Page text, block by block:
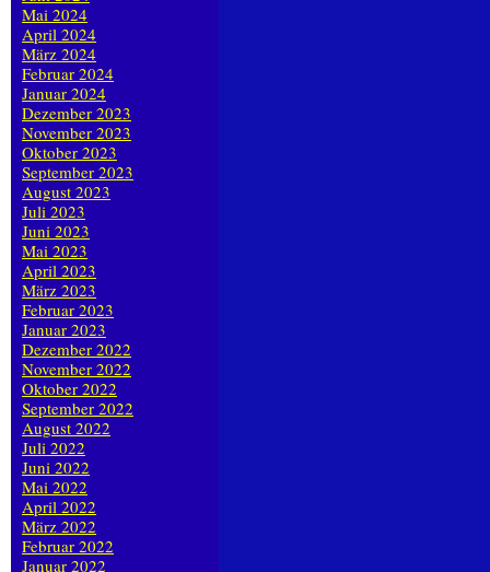
Mai 2024
April 2024
März 2024
Februar 2024
Januar 2024
Dezember 2023
November 2023
Oktober 2023
September 2023
August 2023
Juli 2023
Juni 2023
Mai 2023
April 2023
März 2023
Februar 2023
Januar 2023
Dezember 2022
November 2022
Oktober 2022
September 2022
August 2022
Juli 2022
Juni 2022
Mai 2022
April 2022
März 2022
Februar 2022
Januar 2022